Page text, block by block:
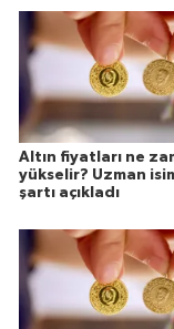
Altın fiyatları ne
yükselir? Uzman
şartı açıkladı